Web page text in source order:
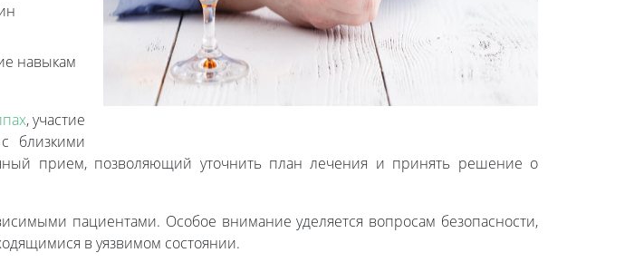
навыкам
, участие
близкими
прием, позволяющий уточнить план лечения и принять решение о
пациентами. Особое внимание уделяется вопросам безопасности,
в уязвимом состоянии.